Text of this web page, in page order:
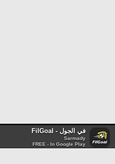
في الجول - FilGoal
Sarmady
FREE - In Google Play